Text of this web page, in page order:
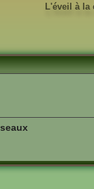
L'éveil à la